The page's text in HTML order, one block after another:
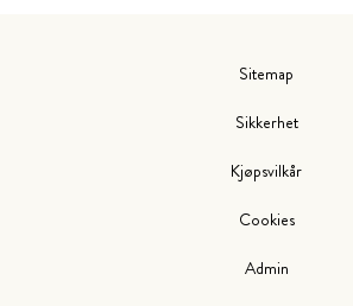
Sitemap
Sikkerhet
Kjøpsvilkår
Cookies
Admin